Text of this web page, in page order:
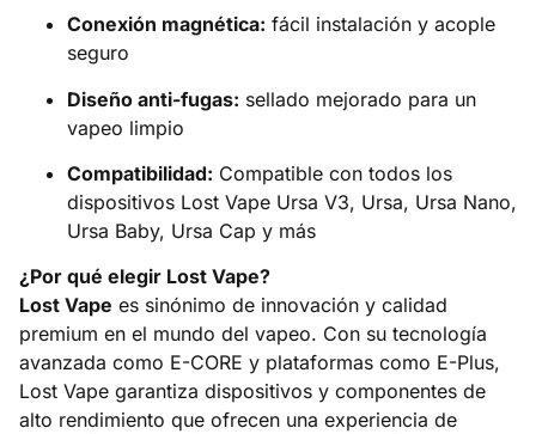
Conexión magnética: fácil instalación y acople
seguro
Diseño anti-fugas: sellado mejorado para un
vapeo limpio
Compatibilidad: Compatible con todos los
dispositivos Lost Vape Ursa V3, Ursa, Ursa Nano,
Ursa Baby, Ursa Cap y más
¿Por qué elegir Lost Vape?
Lost Vape es sinónimo de innovación y calidad
premium en el mundo del vapeo. Con su tecnología
avanzada como E-CORE y plataformas como E-Plus,
Lost Vape garantiza dispositivos y componentes de
alto rendimiento que ofrecen una experiencia de